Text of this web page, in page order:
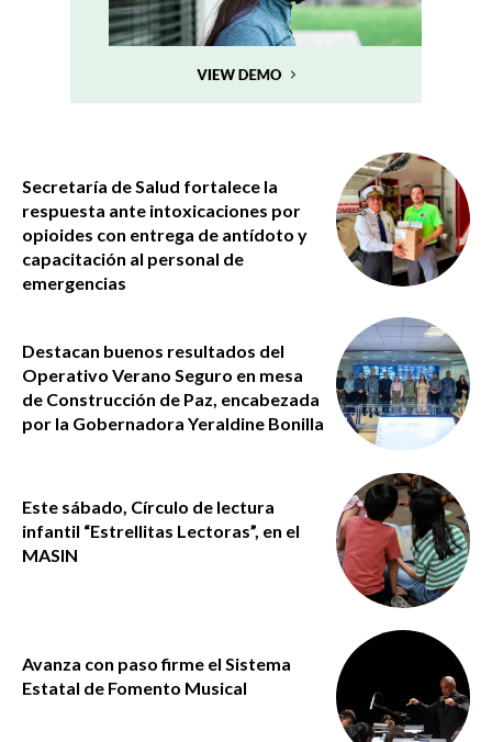
Secretaría de Salud fortalece la
respuesta ante intoxicaciones por
opioides con entrega de antídoto y
capacitación al personal de
emergencias
Destacan buenos resultados del
Operativo Verano Seguro en mesa
de Construcción de Paz, encabezada
por la Gobernadora Yeraldine Bonilla
Este sábado, Círculo de lectura
infantil “Estrellitas Lectoras”, en el
MASIN
Avanza con paso firme el Sistema
Estatal de Fomento Musical